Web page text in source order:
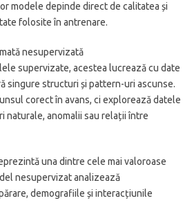
modele depinde direct de calitatea și
folosite în antrenare.
nesupervizată
supervizate, acestea lucrează cu date
singure structuri și pattern-uri ascunse.
corect în avans, ci explorează datele
naturale, anomalii sau relații între
una dintre cele mai valoroase
nesupervizat analizează
demografiile și interacțiunile